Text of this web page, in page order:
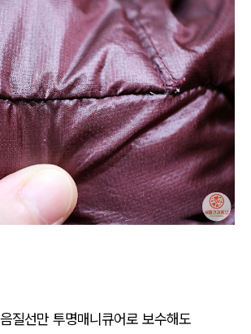
질선만 투명매니큐어로 보수해도